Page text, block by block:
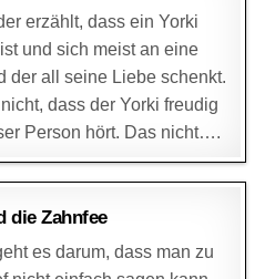
erzählt, dass ein Yorki
und sich meist an eine
der all seine Liebe schenkt.
dass der Yorki freudig
Person hört. Das nicht….
FEBRUAR 2025
die Zahnfee
es darum, dass man zu